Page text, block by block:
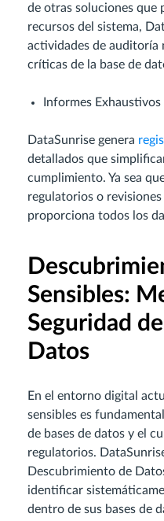
de otras soluciones que
recursos del sistema,
actividades de auditoría
críticas de la base de
Informes Exhaustivos
DataSunrise genera
detallados que
cumplimiento. Ya sea
regulatorios o
proporciona todos los
Sensibles:
Seguridad
Datos
En el entorno digital
sensibles es
de bases de datos y el
regulatorios.
Descubrimiento de
identificar
dentro de sus bases de